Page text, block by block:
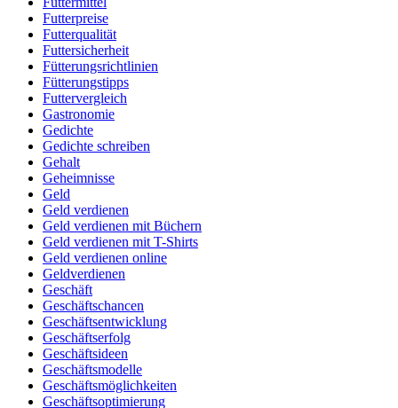
Futterpreise
Futterqualität
Futtersicherheit
Fütterungsrichtlinien
Fütterungstipps
Futtervergleich
Gastronomie
Gedichte
Gedichte schreiben
Gehalt
Geheimnisse
Geld
Geld verdienen
Geld verdienen mit Büchern
Geld verdienen mit T-Shirts
Geld verdienen online
Geldverdienen
Geschäft
Geschäftschancen
Geschäftsentwicklung
Geschäftserfolg
Geschäftsideen
Geschäftsmodelle
Geschäftsmöglichkeiten
Geschäftsoptimierung